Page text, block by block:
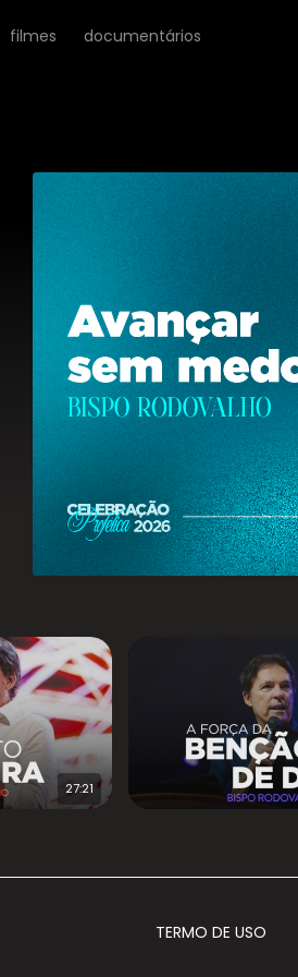
filmes documentários
27:21
TERMO DE USO